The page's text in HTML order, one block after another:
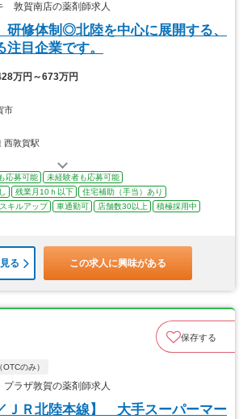
敦賀南店の薬剤師求人
研修体制◎北陸を中心に展開する、
目企業です。
万円～673万円
市
西敦賀駅
応募可能
未経験者も応募可能
残業月10ｈ以下
住宅補助（手当）あり
スキルアップ 車通勤可 店舗数30以上
積極採用中
る この求人に興味がある
保存する
のみ）
ラザ敦賀の薬剤師求人
ＪＲ北陸本線】 大手スーパーマー